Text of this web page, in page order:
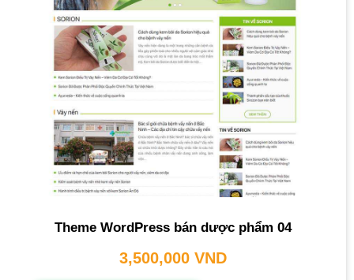
Theme WordPress bán dược phẩm 04
3,500,000 VND